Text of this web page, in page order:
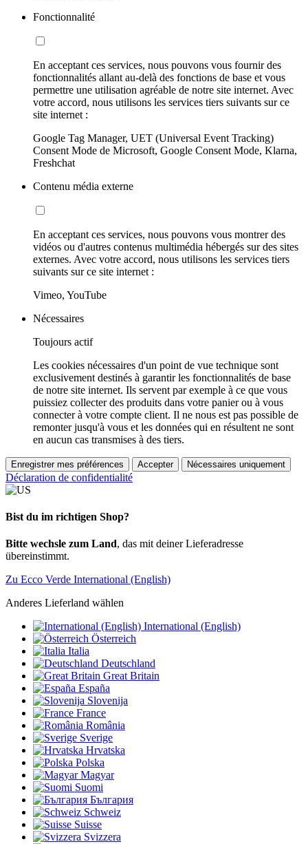
Fonctionnalité
En acceptant ces services, nous pouvons vous fournir des
fonctionnalités allant au-delà des fonctions de base et vous
permettre une utilisation agréable de notre site internet. Avec
votre accord, nous utilisons les services tiers suivants sur ce
site internet :
Google Tag Manager, UET (Universal Event Tracking)
Consent Mode de Microsoft, Google Consent Mode, Klarna,
Freshchat
Contenu média externe
En acceptant ces services, nous pouvons vous montrer des
vidéos ou d'autres contenus multimédia hébergés sur des sites
externes. Avec votre accord, nous utilisons les services tiers
suivants sur ce site internet :
Vimeo, YouTube
Nécessaires
Toujours actif
Les cookies nécessaires d'un point de vue technique sont
exclusivement destinés à garantir les fonctionnalités de base
de notre site internet. Ils servent par exemple à ce que vous
puissiez collecter des produits dans votre panier ou à vous
connecter à votre compte client. Il ne nous est pas possible de
remonter jusqu'à vous et les données qui en résultent ne sont
en aucun cas transmises à des tiers.
Enregistrer mes préférences Accepter Nécessaires uniquement
Déclaration de confidentialité
Bist du im richtigen Shop?
Bitte wechsle zum Land, das mit deiner Lieferadresse
übereinstimmt.
Zu Ecco Verde International (English)
Anderes Lieferland wählen
International (English)
Österreich
Italia
Deutschland
Great Britain
España
Slovenija
France
România
Sverige
Hrvatska
Polska
Magyar
Suomi
България
Schweiz
Suisse
Svizzera